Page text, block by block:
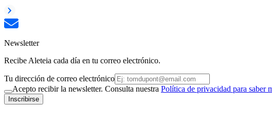
Newsletter
Recibe Aleteia cada día en tu correo electrónico.
Tu dirección de correo electrónico
Acepto recibir la newsletter. Consulta nuestra Política de privacidad para saber
Inscribirse